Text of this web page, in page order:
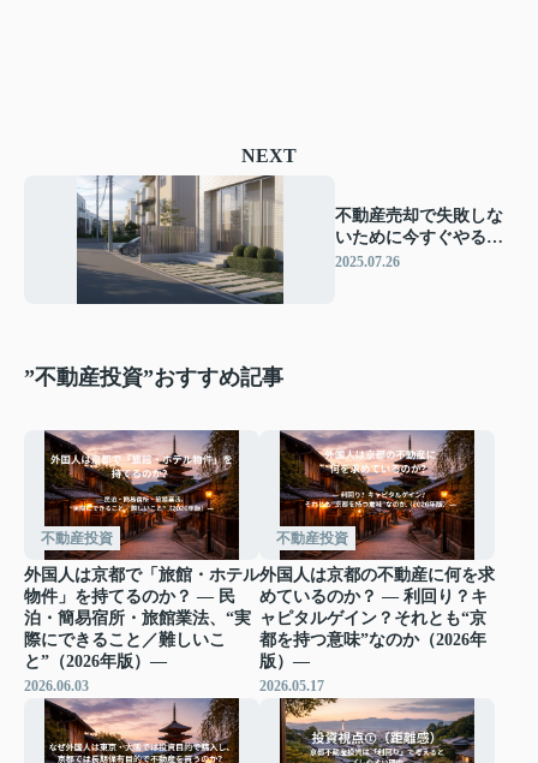
NEXT
不動産売却で失敗しな
いために今すぐやるべ
きことは？はじめにす
2025.07.26
”不動産投資”おすすめ記事
不動産投資
外国人は京都で「旅館・ホテル
物件」を持てるのか？ ― 民
泊・簡易宿所・旅館業法、“実
際にできること／難しいこ
と”（2026年版）―
2026.06.03
不動産投資
外国人は京都の不動産に何を求
めているのか？ ― 利回り？キ
ャピタルゲイン？それとも“京
都を持つ意味”なのか（2026年
版）―
2026.05.17